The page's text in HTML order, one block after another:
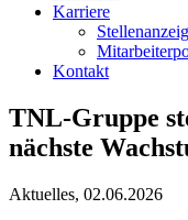
Karriere
Kontakt
TNL-Gruppe
nächste
Aktuelles, 02.06.2026